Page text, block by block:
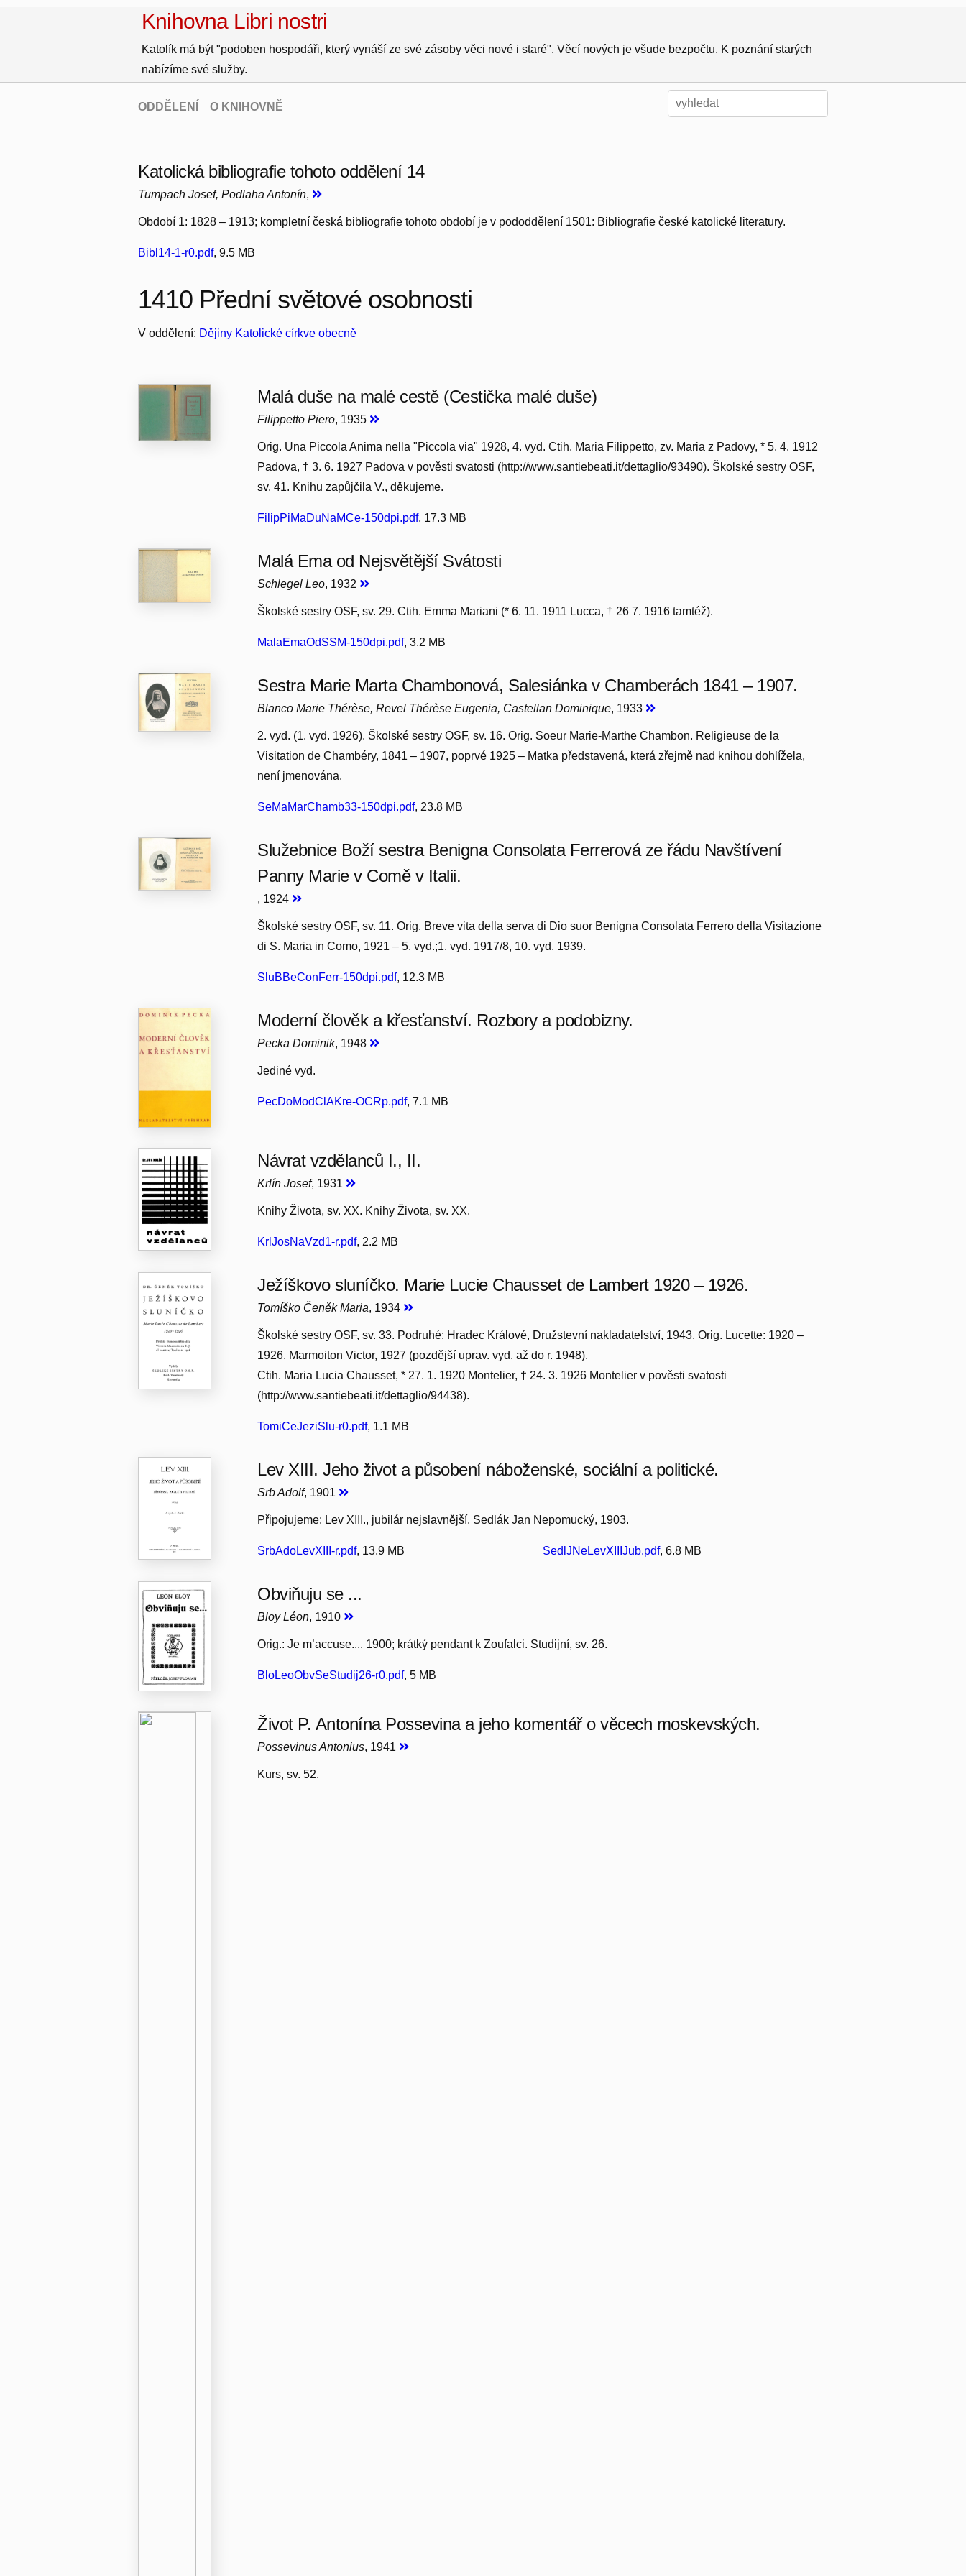
Knihovna Libri nostri
Katolík má být "podoben hospodáři, který vynáší ze své zásoby věci nové i staré". Věcí nových je všude bezpočtu. K poznání starých
nabízíme své služby.
ODDĚLENÍ O KNIHOVNĚ
Katolická bibliografie tohoto oddělení 14
Tumpach Josef, Podlaha Antonín,
Období 1: 1828 – 1913; kompletní česká bibliografie tohoto období je v pododdělení 1501: Bibliografie české katolické literatury.
Bibl14-1-r0.pdf, 9.5 MB
1410 Přední světové osobnosti
V oddělení: Dějiny Katolické církve obecně
Malá duše na malé cestě (Cestička malé duše)
Filippetto Piero, 1935
Orig. Una Piccola Anima nella "Piccola via" 1928, 4. vyd. Ctih. Maria Filippetto, zv. Maria z Padovy, * 5. 4. 1912
Padova, † 3. 6. 1927 Padova v pověsti svatosti (http://www.santiebeati.it/dettaglio/93490). Školské sestry OSF,
sv. 41. Knihu zapůjčila V., děkujeme.
FilipPiMaDuNaMCe-150dpi.pdf, 17.3 MB
Malá Ema od Nejsvětější Svátosti
Schlegel Leo, 1932
Školské sestry OSF, sv. 29. Ctih. Emma Mariani (* 6. 11. 1911 Lucca, † 26 7. 1916 tamtéž).
MalaEmaOdSSM-150dpi.pdf, 3.2 MB
Sestra Marie Marta Chambonová, Salesiánka v Chamberách 1841 – 1907.
Blanco Marie Thérèse, Revel Thérèse Eugenia, Castellan Dominique, 1933
2. vyd. (1. vyd. 1926). Školské sestry OSF, sv. 16. Orig. Soeur Marie-Marthe Chambon. Religieuse de la
Visitation de Chambéry, 1841 – 1907, poprvé 1925 – Matka představená, která zřejmě nad knihou dohlížela,
není jmenována.
SeMaMarChamb33-150dpi.pdf, 23.8 MB
Služebnice Boží sestra Benigna Consolata Ferrerová ze řádu Navštívení
Panny Marie v Comě v Italii.
, 1924
Školské sestry OSF, sv. 11. Orig. Breve vita della serva di Dio suor Benigna Consolata Ferrero della Visitazione
di S. Maria in Como, 1921 – 5. vyd.;1. vyd. 1917/8, 10. vyd. 1939.
SluBBeConFerr-150dpi.pdf, 12.3 MB
Moderní člověk a křesťanství. Rozbory a podobizny.
Pecka Dominik, 1948
Jediné vyd.
PecDoModClAKre-OCRp.pdf, 7.1 MB
Návrat vzdělanců I., II.
Krlín Josef, 1931
Knihy Života, sv. XX. Knihy Života, sv. XX.
KrlJosNaVzd1-r.pdf, 2.2 MB
Ježíškovo sluníčko. Marie Lucie Chausset de Lambert 1920 – 1926.
Tomíško Čeněk Maria, 1934
Školské sestry OSF, sv. 33. Podruhé: Hradec Králové, Družstevní nakladatelství, 1943. Orig. Lucette: 1920 –
1926. Marmoiton Victor, 1927 (pozdější uprav. vyd. až do r. 1948).
Ctih. Maria Lucia Chausset, * 27. 1. 1920 Montelier, † 24. 3. 1926 Montelier v pověsti svatosti
(http://www.santiebeati.it/dettaglio/94438).
TomiCeJeziSlu-r0.pdf, 1.1 MB
Lev XIII. Jeho život a působení náboženské, sociální a politické.
Srb Adolf, 1901
Připojujeme: Lev XIII., jubilár nejslavnější. Sedlák Jan Nepomucký, 1903.
SrbAdoLevXIII-r.pdf, 13.9 MB SedlJNeLevXIIIJub.pdf, 6.8 MB
Obviňuju se ...
Bloy Léon, 1910
Orig.: Je m’accuse.... 1900; krátký pendant k Zoufalci. Studijní, sv. 26.
BloLeoObvSeStudij26-r0.pdf, 5 MB
Život P. Antonína Possevina a jeho komentář o věcech moskevských.
Possevinus Antonius, 1941
Kurs, sv. 52.